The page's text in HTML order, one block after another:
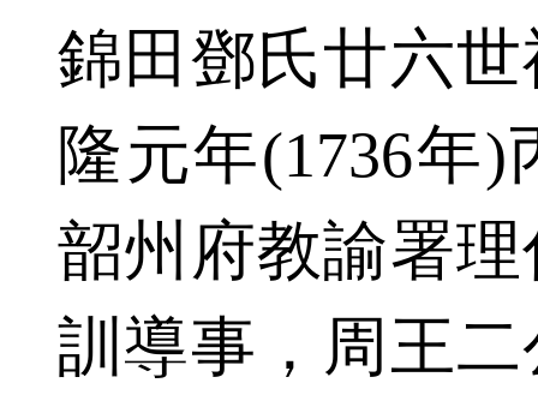
錦田鄧氏廿六
隆元年(1736年
韶州府教諭署
訓導事，周王